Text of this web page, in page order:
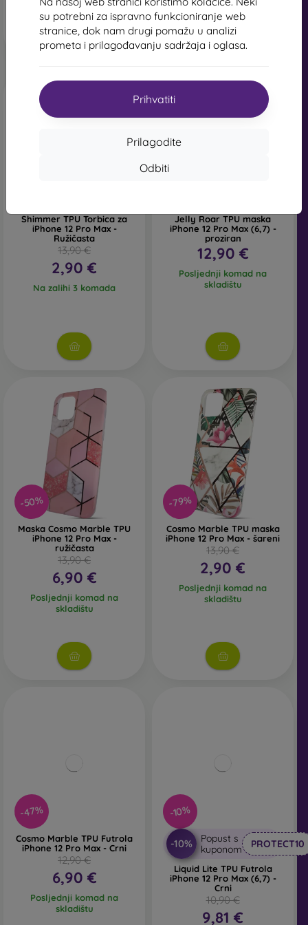
su potrebni za ispravno funkcioniranje web
stranice, dok nam drugi pomažu u analizi
prometa i prilagođavanju sadržaja i oglasa.
Prihvatiti
Prilagodite
Odbiti
Na zalihi > 5 komada
Posljednji komad na
skladištu
Shimmer TPU Torbica za
iPhone 12 Pro Max -
Ružičasta
13,90 €
2,90 €
Na zalihi 3 komada
Jelly Roar TPU maska
iPhone 12 Pro Max (6,7) -
proziran
12,90 €
Posljednji komad na
skladištu
-50%
Maska Cosmo Marble TPU
iPhone 12 Pro Max -
ružičasta
13,90 €
6,90 €
Posljednji komad na
skladištu
-79%
Cosmo Marble TPU maska
iPhone 12 Pro Max - šareni
13,90 €
2,90 €
Posljednji komad na
skladištu
-47%
Cosmo Marble TPU Futrola
iPhone 12 Pro Max - Crni
12,90 €
6,90 €
Posljednji komad na
skladištu
-10%
-10%
Popust s
kuponom
PROTECT10
Liquid Lite TPU Futrola
iPhone 12 Pro Max (6,7) -
Crni
10,90 €
9,81 €